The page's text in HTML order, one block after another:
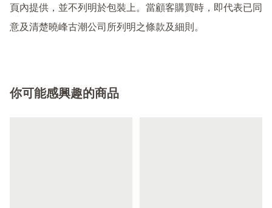
頁內提供，並不列明於包裝上。當顧客購買時，即代表已同
你可能感興趣的商品